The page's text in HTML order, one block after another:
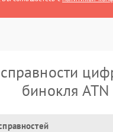
бинокля ATN